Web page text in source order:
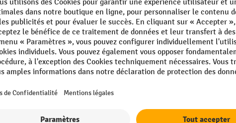
145 mm
Renfoncements d'empilage
intérieurs
Afficher tous les détails techniques